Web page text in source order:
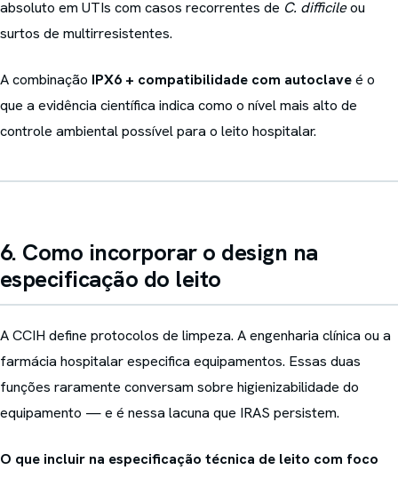
absoluto em UTIs com casos recorrentes de C. difficileou
surtos de multirresistentes.
A combinação IPX6 + compatibilidade com autoclaveé o
que a evidência científica indica como o nível mais alto de
controle ambiental possível para o leito hospitalar.
6. Como incorporar o design na
especificação do leito
A CCIH define protocolos de limpeza. A engenharia clínica ou a
farmácia hospitalar especifica equipamentos. Essas duas
funções raramente conversam sobre higienizabilidade do
equipamento — e é nessa lacuna que IRAS persistem.
O que incluir na especificação técnica de leito com foco